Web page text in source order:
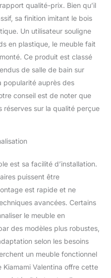
qualité-prix. Bien qu’il
sa finition imitant le bois
Un utilisateur souligne
en plastique, le meuble fait
Ce produit est classé
de salle de bain sur
popularité auprès des
conseil est de noter que
sur la qualité perçue
est sa facilité d’installation.
puissent être
est rapide et ne
avancées. Certains
le meuble en
des modèles plus robustes,
selon les besoins
un meuble fonctionnel
Valentina offre cette